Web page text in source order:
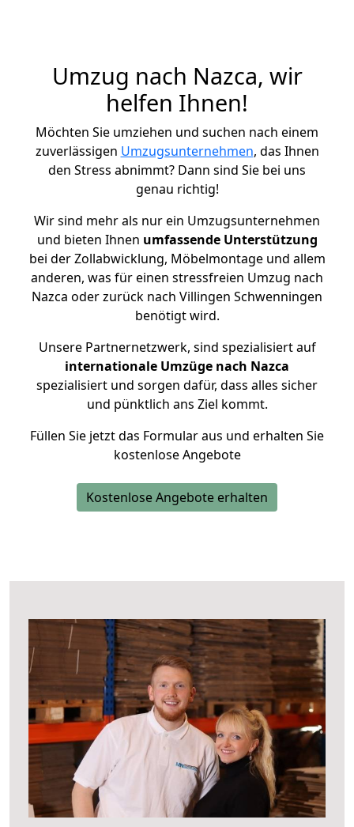
Umzug nach Nazca, wir
helfen Ihnen!
Möchten Sie umziehen und suchen nach einem
zuverlässigen Umzugsunternehmen, das Ihnen
den Stress abnimmt? Dann sind Sie bei uns
genau richtig!
Wir sind mehr als nur ein Umzugsunternehmen
und bieten Ihnen umfassende Unterstützung
bei der Zollabwicklung, Möbelmontage und allem
anderen, was für einen stressfreien Umzug nach
Nazca oder zurück nach Villingen Schwenningen
benötigt wird.
Unsere Partnernetzwerk, sind spezialisiert auf
internationale Umzüge nach Nazca
spezialisiert und sorgen dafür, dass alles sicher
und pünktlich ans Ziel kommt.
Füllen Sie jetzt das Formular aus und erhalten Sie
kostenlose Angebote
Kostenlose Angebote erhalten